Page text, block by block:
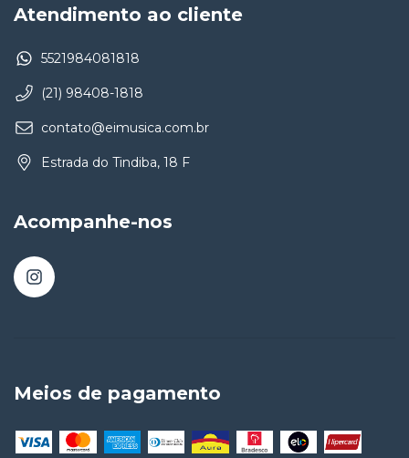
Atendimento ao cliente
5521984081818
(21) 98408-1818
contato@eimusica.com.br
Estrada do Tindiba, 18 F
Acompanhe-nos
Meios de pagamento